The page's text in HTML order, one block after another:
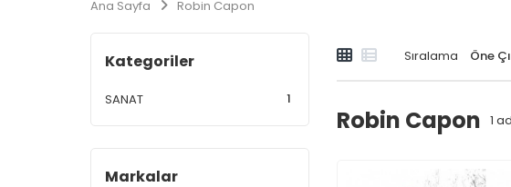
Ana Sayfa Robin Capon
Sıralama
Robin Capon 1
Kategoriler
SANAT 1
Markalar